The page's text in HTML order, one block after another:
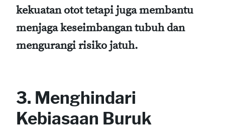
kekuatan otot tetapi juga membantu
menjaga keseimbangan tubuh dan
mengurangi risiko jatuh.
3. Menghindari
Kebiasaan Buruk